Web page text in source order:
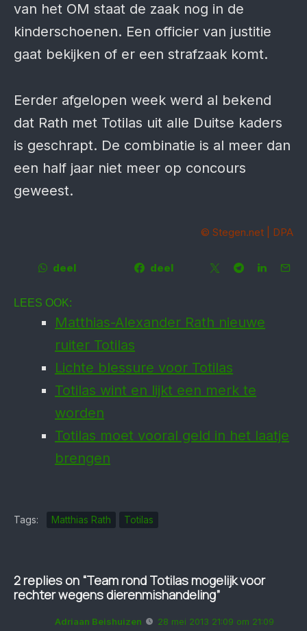
van het OM staat de zaak nog in de
kinderschoenen. Een officier van justitie
gaat bekijken of er een strafzaak komt.
Eerder afgelopen week werd al bekend
dat Rath met Totilas uit alle Duitse kaders
is geschrapt. De combinatie is al meer dan
een half jaar niet meer op concours
geweest.
© Stegen.net | DPA
deel deel
LEES OOK:
Matthias-Alexander Rath nieuwe
ruiter Totilas
Lichte blessure voor Totilas
Totilas wint en lijkt een merk te
worden
Totilas moet vooral geld in het laatje
brengen
Tags: Matthias Rath Totilas
2 replies on “Team rond Totilas mogelijk voor
rechter wegens dierenmishandeling”
Adriaan Beishuizen 28 mei 2013 21:09 om 21:09